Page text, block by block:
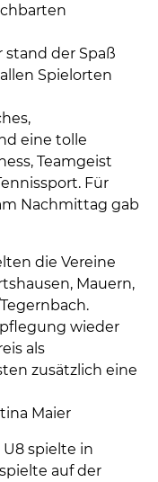
stand der Spaß
Spielorten
eine tolle
Teamgeist
Für
Nachmittag gab
die Vereine
Mauern,
wieder
als
zusätzlich eine
Maier
U8 spielte in
auf der